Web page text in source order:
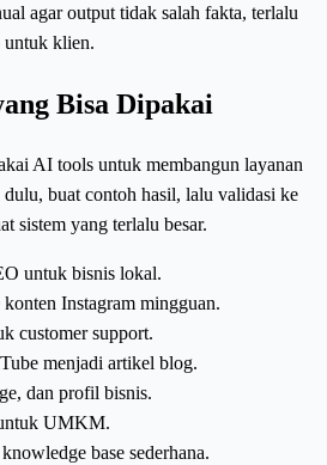
agar output tidak salah fakta, terlalu
untuk klien.
Bisa Dipakai
AI tools untuk membangun layanan
buat contoh hasil, lalu validasi ke
sistem yang terlalu besar.
untuk bisnis lokal.
Instagram mingguan.
customer support.
menjadi artikel blog.
dan profil bisnis.
UMKM.
base sederhana.